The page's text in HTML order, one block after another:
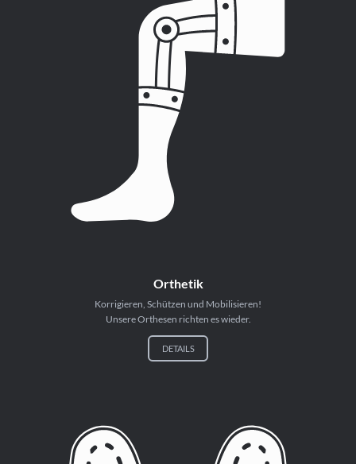
Orthetik
Korrigieren, Schützen und Mobilisieren!
Unsere Orthesen richten es wieder.
DETAILS